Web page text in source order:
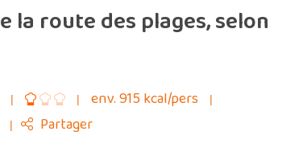
la route des plages, selon
env. 915 kcal/pers
Partager